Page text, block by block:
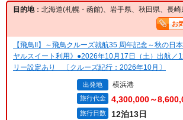
目的地：北海道(札幌・函館)、岩手県、秋田県、長
お
【飛鳥II】～飛鳥クルーズ就航35 周年記念～秋の日
ヤルスイート利用》●2026年10月17日（土）出航
リー設定あり 〔クルーズ紀行：2026年10月〕
出発地 横浜港
旅行代金 4,300,000～
旅行日数 12泊13日